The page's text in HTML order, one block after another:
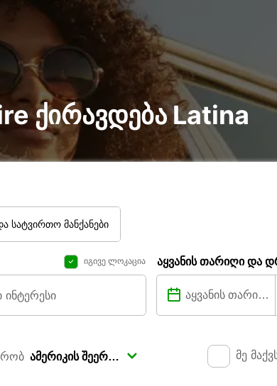
ქირავდება Latina
სატვირთო მანქანები
იგივე ლოკაცია აყვანის თარიღი და
მე